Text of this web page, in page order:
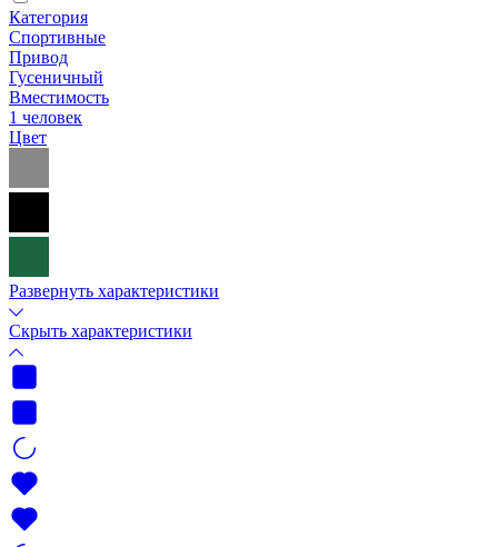
Категория
Спортивные
Привод
Гусеничный
Вместимость
1 человек
Цвет
Развернуть характеристики
Скрыть характеристики